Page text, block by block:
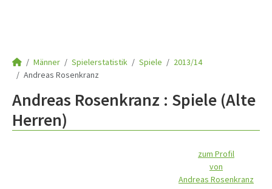
Männer Spielerstatistik Spiele
2013/14
Andreas Rosenkranz
Andreas Rosenkranz : Spiele (Alte
Herren)
zum Profil
von
Andreas Rosenkranz